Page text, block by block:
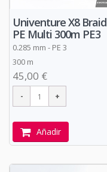
Univenture X8 Braid
PE Multi 300m PE3
0.285 mm - PE 3
300 m
45,00 €
Añadir